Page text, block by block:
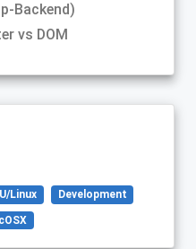
Backend)
vs DOM
Linux Development